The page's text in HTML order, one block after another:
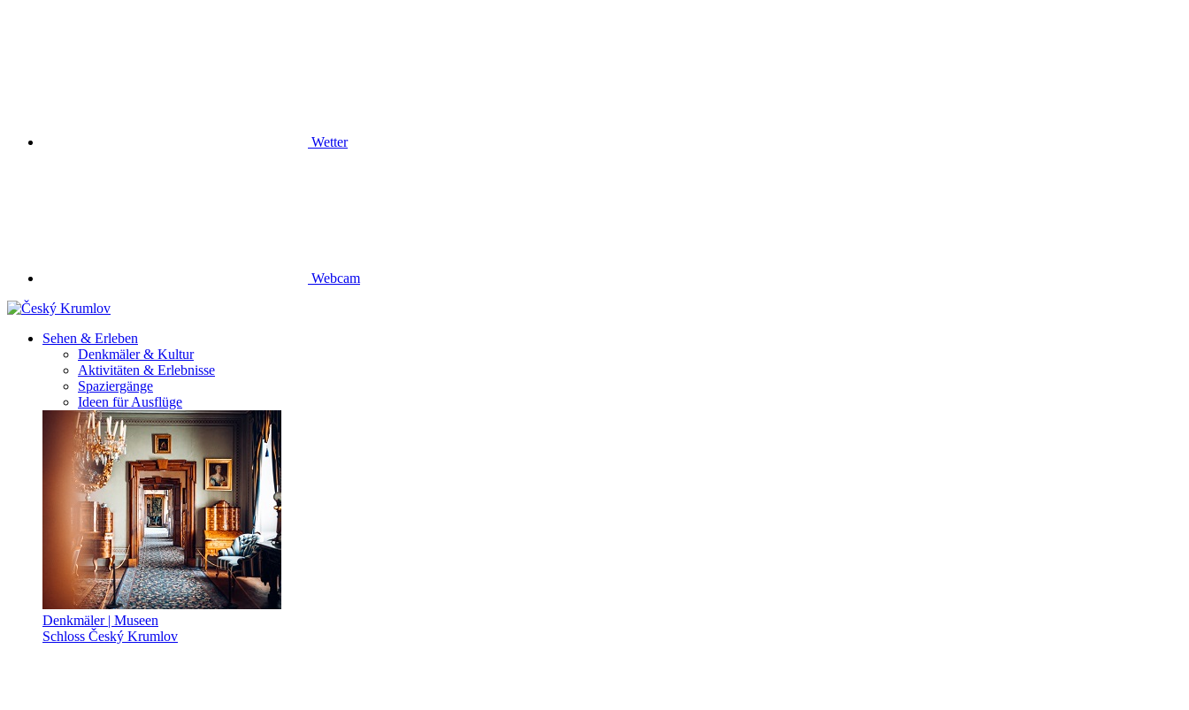
Wetter
Webcam
Sehen & Erleben
Denkmäler & Kultur
Aktivitäten & Erlebnisse
Spaziergänge
Ideen für Ausflüge
Denkmäler | Museen
Schloss Český Krumlov